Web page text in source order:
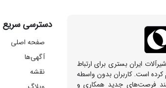
ایران بستری برای ارتباط
است. کاربران بدون واسطه
فرصت‌های جدید همکاری و
دسترسی سریع
صفحه اصلی
آگهی‌ها
نقشه